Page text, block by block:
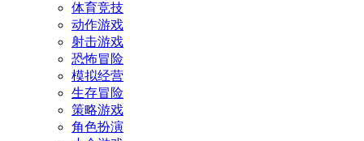
体育竞技
动作游戏
射击游戏
恐怖冒险
模拟经营
生存冒险
策略游戏
角色扮演